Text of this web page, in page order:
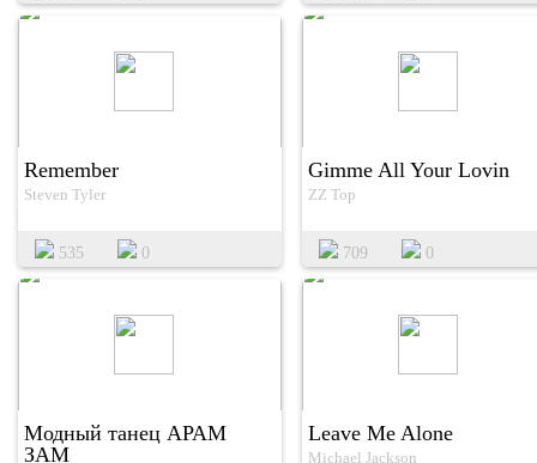
Remember
Steven Tyler
535 0
Gimme All Your Lovin
ZZ Top
709 0
Модный танец АРАМ
ЗАМ
Leave Me Alone
Michael Jackson